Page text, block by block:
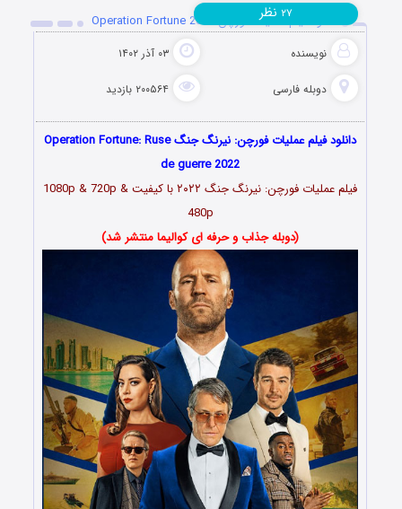
دانلود فیلم عملیات فورچن Operation Fortune 2022
نویسنده ۰۳ آذر ۱۴۰۲
دوبله فارسی ۲۰۰۵۶۴ بازدید
۲۷ نظر
دانلود فیلم عملیات فورچن: نیرنگ جنگ Operation Fortune: Ruse
de guerre 2022
فیلم عملیات فورچن: نیرنگ جنگ ۲۰۲۲ با کیفیت 1080p & 720p &
480p
(دوبله جذاب و حرفه ای کوالیما منتشر شد)